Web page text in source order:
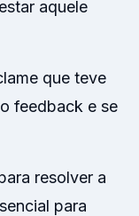
aquele
que teve
feedback e se
resolver a
para